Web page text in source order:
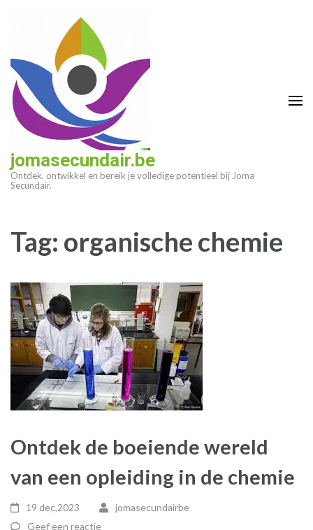
(druk
enter)
jomasecundair.be
Ontdek, ontwikkel en bereik je volledige potentieel bij Joma
Secundair.
Tag: organische chemie
Ontdek de boeiende wereld
van een opleiding in de chemie
19 dec,2023
jomasecundairbe
Geef een reactie